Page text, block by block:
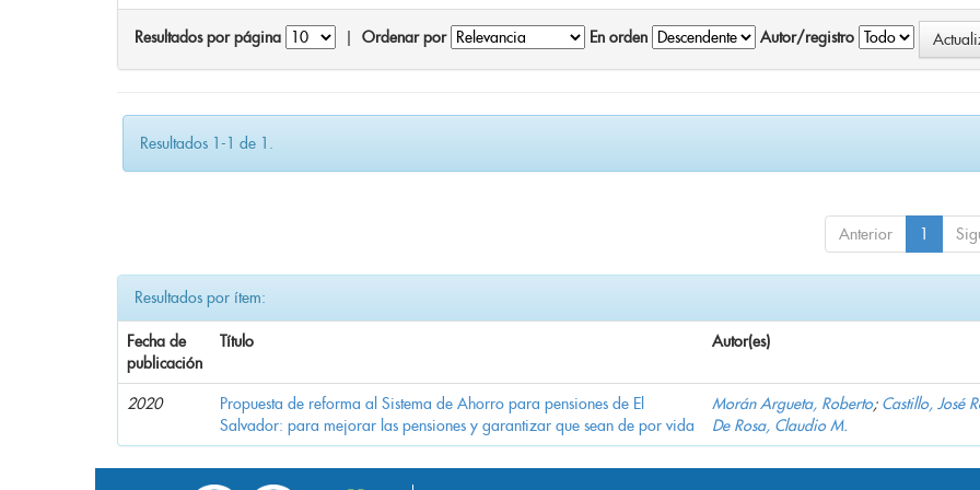
Resultados por página Ordenar por En orden Autor/registro
Resultados 1-1 de 1.
Anterior 1
Resultados por ítem:
Fecha de
publicación
Título Autor(es)
2020
Propuesta de reforma al Sistema de Ahorro para pensiones de El
Salvador: para mejorar las pensiones y garantizar que sean de por vida
Morán Argueta, Roberto; Castillo, José
De Rosa, Claudio M.